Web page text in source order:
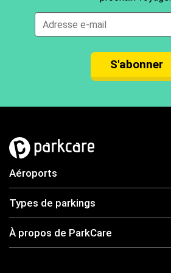
S'abonner
Aéroports
Types de parkings
À propos de ParkCare